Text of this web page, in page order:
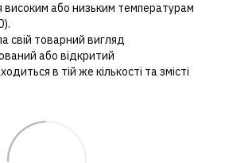
високим або низьким температурам
свій товарний вигляд
або відкритий
в тій же кількості та змісті